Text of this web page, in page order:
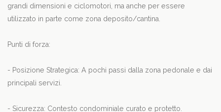
grandi dimensioni e ciclomotori, ma anche per essere
utilizzato in parte come zona deposito/cantina.
Punti di forza:
- Posizione Strategica: A pochi passi dalla zona pedonale e dai
principali servizi.
- Sicurezza: Contesto condominiale curato e protetto.